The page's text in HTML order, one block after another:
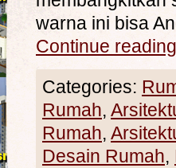
warna ini bisa
Continue reading
Categories:
Rumah,
Rumah,
Desain Rumah,